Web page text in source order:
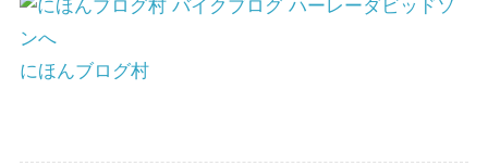
にほんブログ村